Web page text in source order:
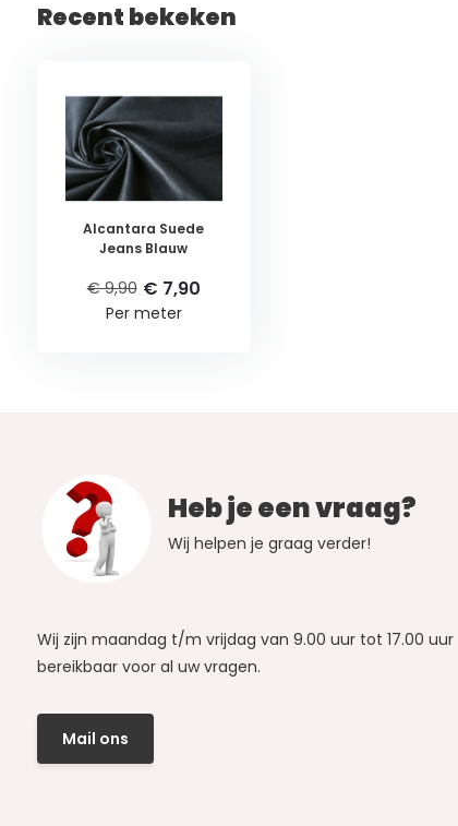
Recent bekeken
Alcantara Suede
Jeans Blauw
€ 9,90 € 7,90
Per meter
Heb je een vraag?
Wij helpen je graag verder!
Wij zijn maandag t/m vrijdag van 9.00 uur tot 17.00 uur
bereikbaar voor al uw vragen.
Mail ons